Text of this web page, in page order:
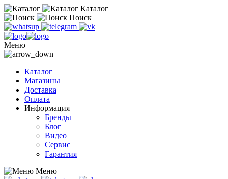
Каталог
Поиск
Меню
Каталог
Магазины
Доставка
Оплата
Информация
Бренды
Блог
Видео
Сервис
Гарантия
Меню